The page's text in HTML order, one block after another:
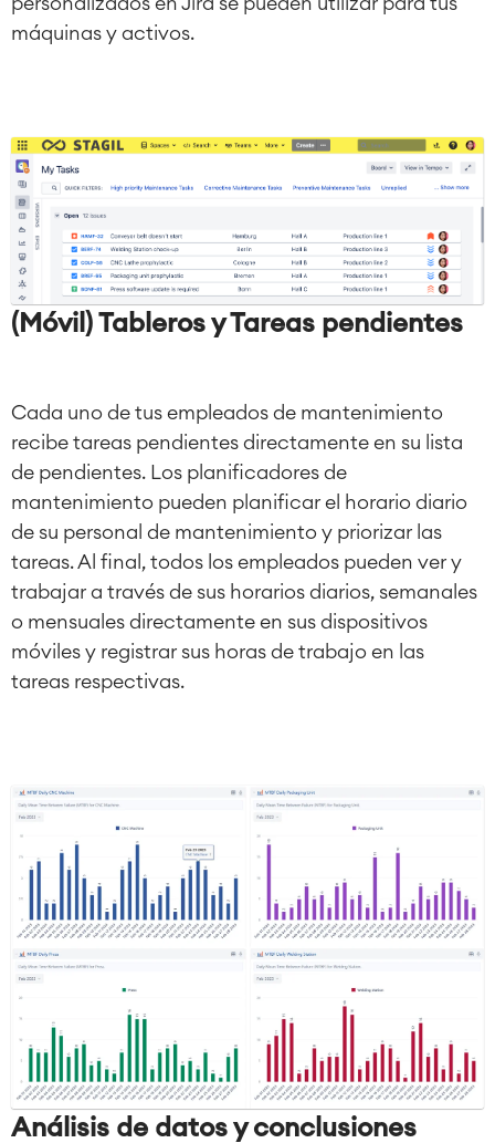
máquinas y activos.
(Móvil) Tableros y Tareas pendientes
Cada uno de tus empleados de mantenimiento
recibe tareas pendientes directamente en su lista
de pendientes. Los planificadores de
mantenimiento pueden planificar el horario diario
de su personal de mantenimiento y priorizar las
tareas. Al final, todos los empleados pueden ver y
trabajar a través de sus horarios diarios, semanales
o mensuales directamente en sus dispositivos
móviles y registrar sus horas de trabajo en las
tareas respectivas.
Análisis de datos y conclusiones